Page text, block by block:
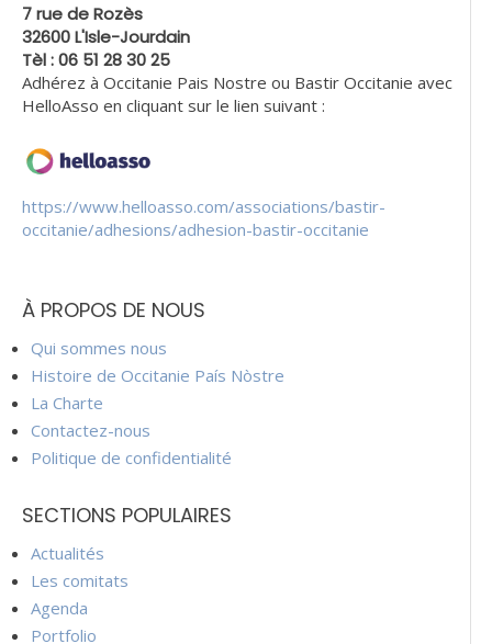
7 rue de Rozès
32600 L'Isle-Jourdain
Tèl : 06 51 28 30 25
Adhérez à Occitanie Pais Nostre ou Bastir Occitanie avec
HelloAsso en cliquant sur le lien suivant :
https://www.helloasso.com/associations/bastir-
occitanie/adhesions/adhesion-bastir-occitanie
À PROPOS DE NOUS
Qui sommes nous
Histoire de Occitanie País Nòstre
La Charte
Contactez-nous
Politique de confidentialité
SECTIONS POPULAIRES
Actualités
Les comitats
Agenda
Portfolio